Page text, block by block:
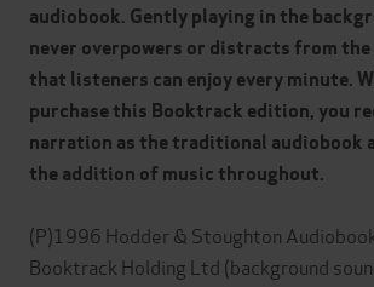
audiobook. Gently playing in the
never overpowers or distracts from
that listeners can enjoy every minute.
purchase this Booktrack edition, you
narration as the traditional audiobook
the addition of music throughout.
(P)1996 Hodder & Stoughton